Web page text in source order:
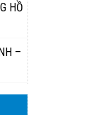
HỒ
–